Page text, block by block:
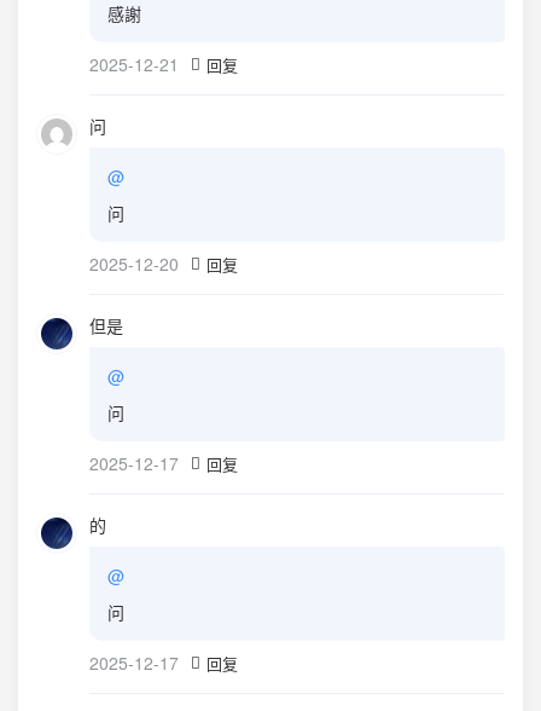
感謝
2025-12-21 回复
问
@
问
2025-12-20 回复
但是
@
问
2025-12-17 回复
的
@
问
2025-12-17 回复